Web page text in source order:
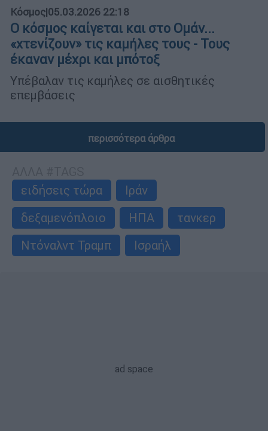
Κόσμος|05.03.2026 22:18
Ο κόσμος καίγεται και στο Ομάν...
«χτενίζουν» τις καμήλες τους - Τους
έκαναν μέχρι και μπότοξ
Υπέβαλαν τις καμήλες σε αισθητικές
επεμβάσεις
περισσότερα άρθρα
ειδήσεις τώρα
Ιράν
δεξαμενόπλοιο
ΗΠΑ
τανκερ
Ντόναλντ Τραμπ
Ισραήλ